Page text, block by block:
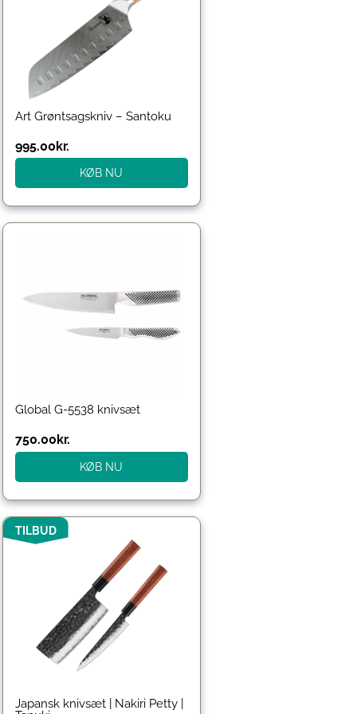
Art Grøntsagskniv – Santoku
995.00kr.
KØB NU
Global G-5538 knivsæt
750.00 kr.
KØB NU
TILBUD
Japansk knivsæt | Nakiri Petty |
oprindelige
1,378.00kr..
pris
er:
1,240.00kr..